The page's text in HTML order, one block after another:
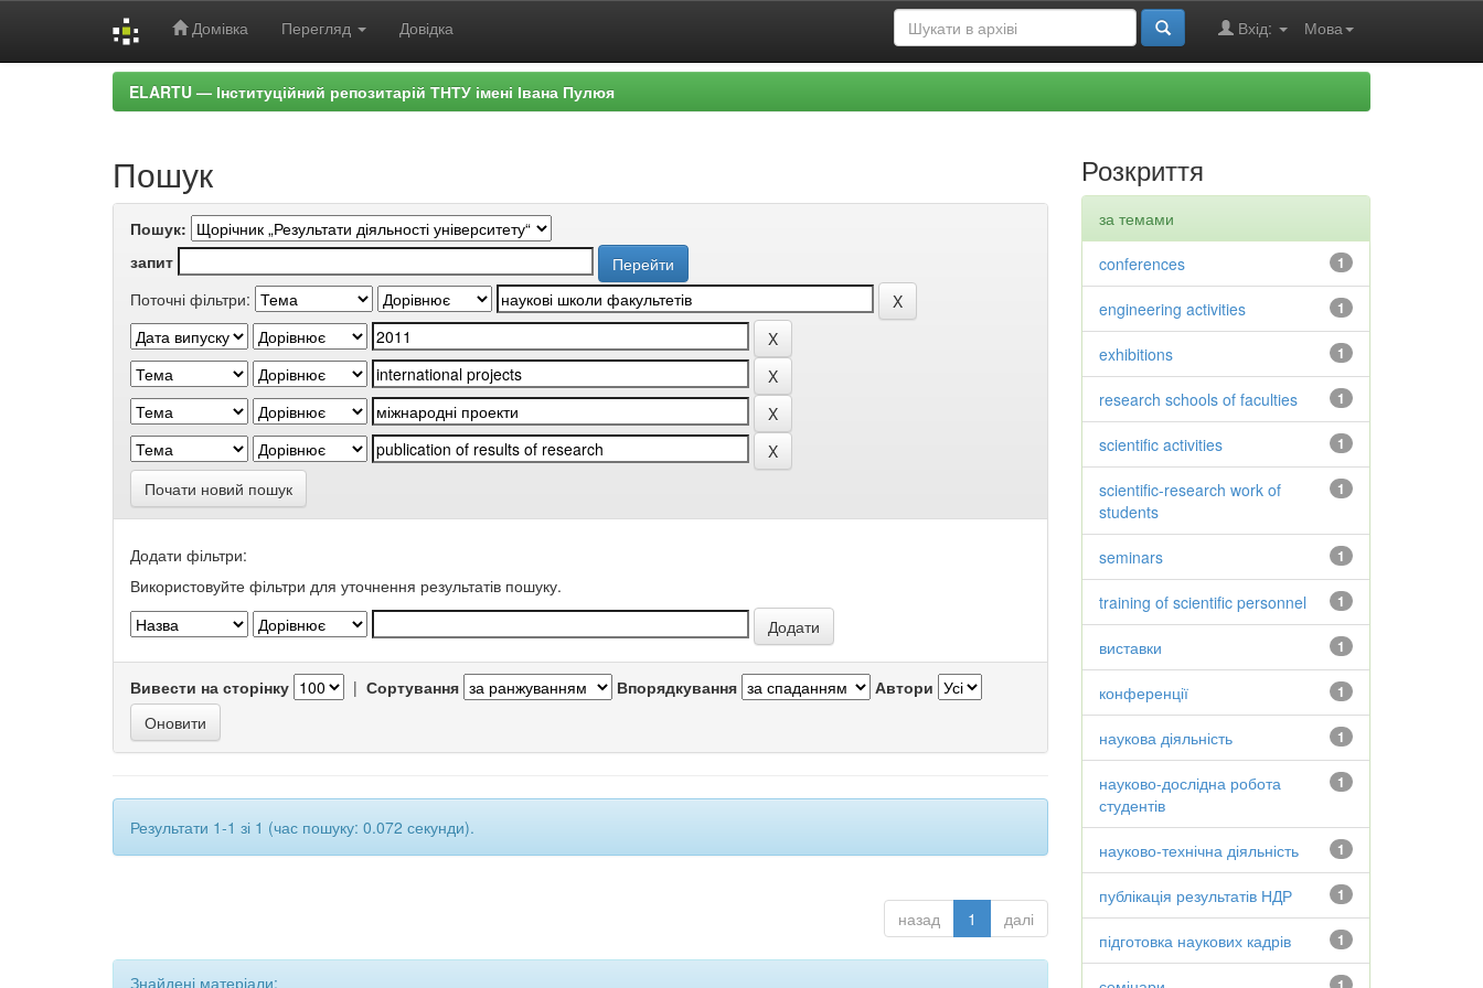
Домівка Перегляд Довідка Мова
Вхід:
ELARTU — Інституційний репозитарій ТНТУ імені Івана Пулюя
Пошук
Пошук:
запит
Поточні фільтри:
Почати новий пошук
Додати фільтри:
Використовуйте фільтри для уточнення результатів пошуку.
Вивести на сторінку | Сортування Впорядкування Автори
Результати 1-1 зі 1 (час пошуку: 0.072 секунди).
назад 1 далі
Знайдені матеріали:
Розкриття
за темами
1
conferences
1
engineering activities
1
exhibitions
1
research schools of faculties
1
scientific activities
1
scientific-research work of
students
1
seminars
1
training of scientific personnel
1
виставки
1
конференції
1
наукова діяльність
1
науково-дослідна робота
студентів
1
науково-технічна діяльність
1
публікація результатів НДР
1
підготовка наукових кадрів